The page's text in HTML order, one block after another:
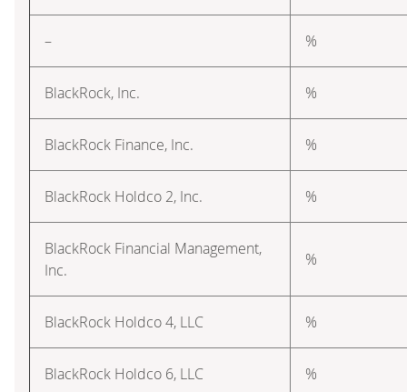
– %
BlackRock, Inc. %
BlackRock Finance, Inc. %
BlackRock Holdco 2, Inc. %
BlackRock Financial Management,
Inc.
%
BlackRock Holdco 4, LLC %
BlackRock Holdco 6, LLC %